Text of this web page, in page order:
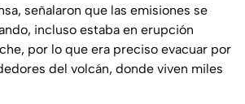
señalaron que las emisiones se
incluso estaba en erupción
por lo que era preciso evacuar por
del volcán, donde viven miles